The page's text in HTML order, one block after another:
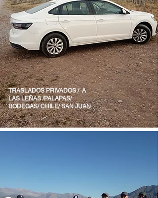
TRASLADOS PRIVADOS / A
LAS LEÑAS /PALAPAS/
BODEGAS/ CHILE/ SAN JUAN